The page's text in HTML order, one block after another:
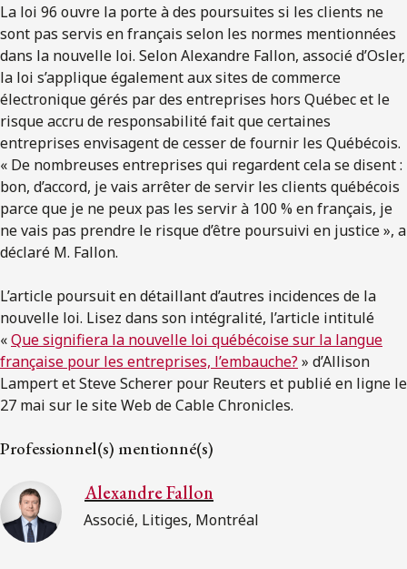
La loi 96 ouvre la porte à des poursuites si les clients ne
sont pas servis en français selon les normes mentionnées
dans la nouvelle loi. Selon Alexandre Fallon, associé d’Osler,
la loi s’applique également aux sites de commerce
électronique gérés par des entreprises hors Québec et le
risque accru de responsabilité fait que certaines
entreprises envisagent de cesser de fournir les Québécois.
« De nombreuses entreprises qui regardent cela se disent :
bon, d’accord, je vais arrêter de servir les clients québécois
parce que je ne peux pas les servir à 100 % en français, je
ne vais pas prendre le risque d’être poursuivi en justice », a
déclaré M. Fallon.
L’article poursuit en détaillant d’autres incidences de la
nouvelle loi. Lisez dans son intégralité, l’article intitulé
«Que signifiera la nouvelle loi québécoise sur la langue
française pour les entreprises, l’embauche? » d’Allison
Lampert et Steve Scherer pour Reuters et publié en ligne le
27 mai sur le site Web de Cable Chronicles.
Professionnel(s) mentionné(s)
Alexandre Fallon
Associé, Litiges, Montréal